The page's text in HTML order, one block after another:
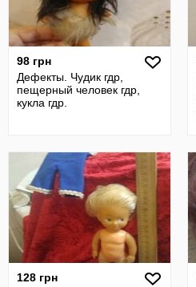
98 грн
Дефекты. Чудик гдр,
пещерный человек гдр,
кукла гдр.
128 грн